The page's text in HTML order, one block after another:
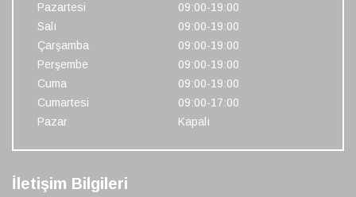
Pazartesi
09:00-19:00
Salı
09:00-19:00
Çarşamba
09:00-19:00
Perşembe
09:00-19:00
Cuma
09:00-19:00
Cumartesi
09:00-17:00
Pazar
Kapalı
İletişim Bilgileri